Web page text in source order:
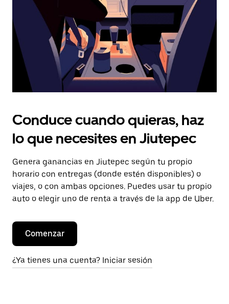
calendario.
Conduce cuando quieras, haz
lo que necesites en Jiutepec
Genera ganancias en Jiutepec según tu propio
horario con entregas (donde estén disponibles) o
viajes, o con ambas opciones. Puedes usar tu propio
auto o elegir uno de renta a través de la app de Uber.
Comenzar
¿Ya tienes una cuenta? Iniciar sesión